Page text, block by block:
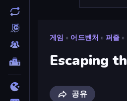
게임 » 어드벤처 » 퍼즐 »
Escaping
공유